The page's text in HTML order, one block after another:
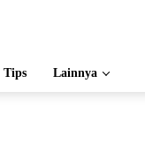
Tips Lainnya